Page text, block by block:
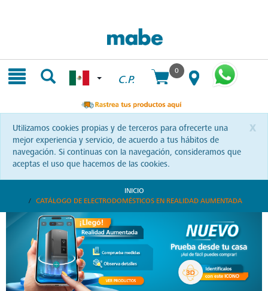
C.P.
0
x
Utilizamos cookies propias y de terceros para ofrecerte una
mejor experiencia y servicio, de acuerdo a tus hábitos de
navegación. Si continuas con la navegación, consideramos que
aceptas el uso que hacemos de las cookies.
INICIO
CATÁLOGO DE ELECTRODOMÉSTICOS EN REALIDAD AUMENTADA